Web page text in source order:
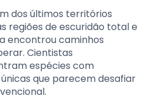
dos últimos territórios
regiões de escuridão total e
encontrou caminhos
Cientistas
espécies com
que parecem desafiar